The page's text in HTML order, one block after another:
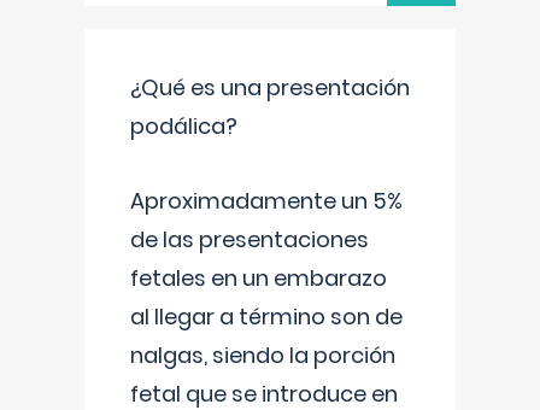
¿Qué es una presentación
podálica?
Aproximadamente un 5%
de las presentaciones
fetales en un embarazo
al llegar a término son de
nalgas, siendo la porción
fetal que se introduce en